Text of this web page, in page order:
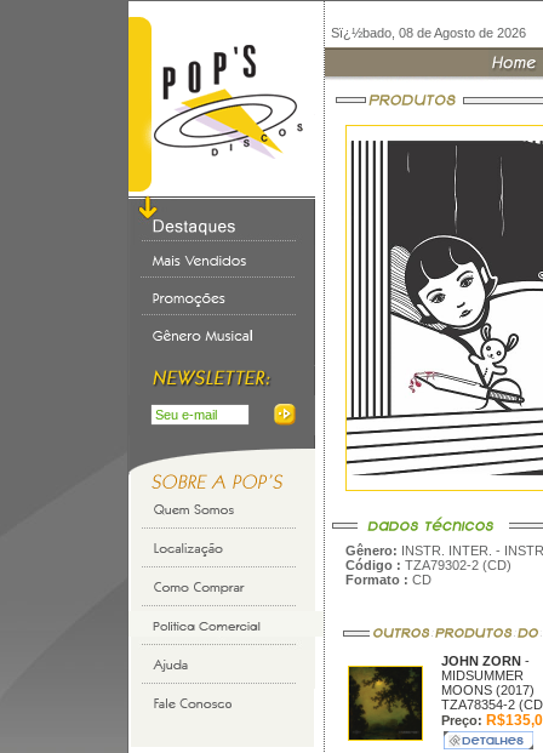
Sï¿½bado, 08 de Agosto de 2026
Gênero: INSTR. INTER. -
Código : TZA79302-2 (CD)
Formato : CD
JOHN ZORN -
MIDSUMMER
MOONS (2017)
TZA78354-2
Preço: